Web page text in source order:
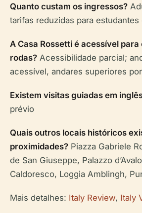
Quanto custam os ingressos?
tarifas reduzidas para estudantes
A Casa Rossetti é acessível
rodas? Acessibilidade parcial;
acessível, andares superiores
Existem visitas guiadas em
prévio
Quais outros locais históricos
proximidades? Piazza Gabriele
de San Giuseppe, Palazzo
Caldoresco, Loggia Amblingh,
Mais detalhes: Italy Review, Italy